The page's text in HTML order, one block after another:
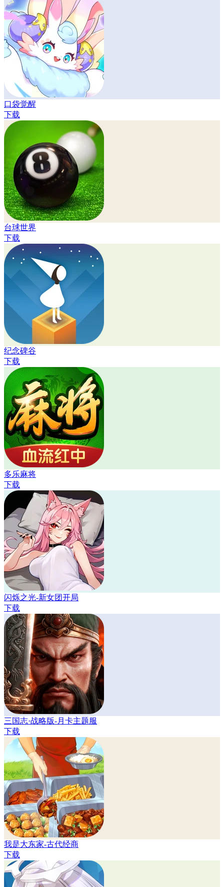
口袋觉醒
下载
台球世界
下载
纪念碑谷
下载
多乐麻将
下载
闪烁之光-新女团开局
下载
三国志·战略版-月卡主题服
下载
我是大东家-古代经商
下载